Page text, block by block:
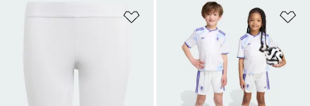
Dodaj do listy życzeń